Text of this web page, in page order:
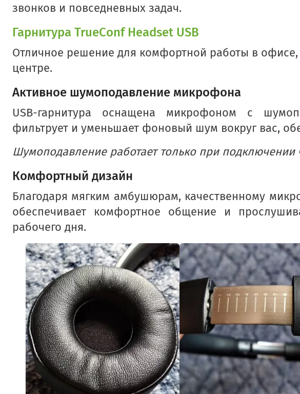
звонков и повседневных задач.
Гарнитура TrueConf Headset USB
Отличное решение для комфортной работы в
центре.
Активное шумоподавление микрофона
USB-гарнитура оснащена микрофоном с
фильтрует и уменьшает фоновый шум вокруг вас,
Шумоподавление работает только при подключении
Комфортный дизайн
Благодаря мягким амбушюрам, качественному
обеспечивает комфортное общение и
рабочего дня.